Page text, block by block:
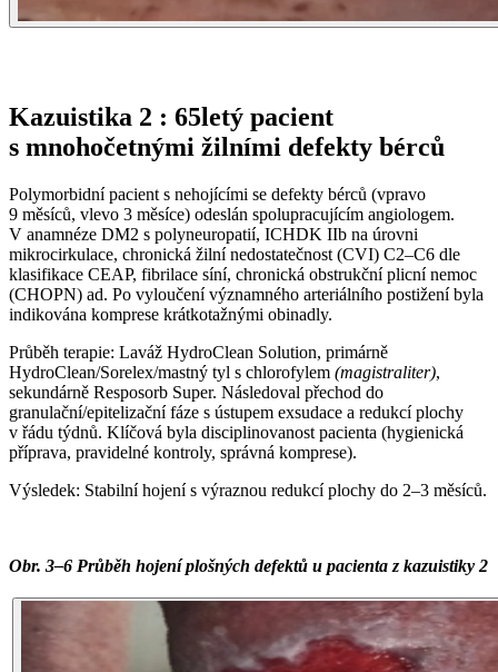
Kazuistika 2 : 65letý pacient
s mnohočetnými žilními defekty bérců
Polymorbidní pacient s nehojícími se defekty bérců (vpravo
9 měsíců, vlevo 3 měsíce) odeslán spolupracujícím angiologem.
V anamnéze DM2 s polyneuropatií, ICHDK IIb na úrovni
mikrocirkulace, chronická žilní nedostatečnost (CVI) C2–C6 dle
klasifikace CEAP, fibrilace síní, chronická obstrukční plicní nemoc
(CHOPN) ad. Po vyloučení významného arteriálního postižení byla
indikována komprese krátkotažnými obinadly.
Průběh terapie: Laváž HydroClean Solution, primárně
HydroClean/Sorelex/mastný tyl s chlorofylem (magistraliter),
sekundárně Resposorb Super. Následoval přechod do
granulační/epitelizační fáze s ústupem exsudace a redukcí plochy
v řádu týdnů. Klíčová byla disciplinovanost pacienta (hygienická
příprava, pravidelné kontroly, správná komprese).
Výsledek: Stabilní hojení s výraznou redukcí plochy do 2–3 měsíců.
Obr. 3–6 Průběh hojení plošných defektů u pacienta z kazuistiky 2